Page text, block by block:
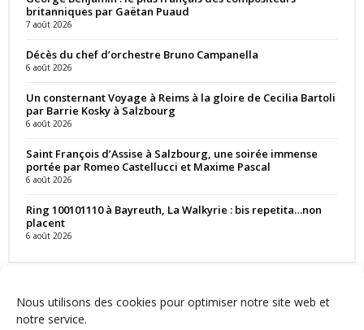
Nous utilisons des cookies pour optimiser notre site web et
notre service.
britanniques par Gaëtan Puaud
7 août 2026
Décès du chef d’orchestre Bruno Campanella
6 août 2026
Un consternant Voyage à Reims à la gloire de Cecilia Bartoli
par Barrie Kosky à Salzbourg
6 août 2026
Saint François d’Assise à Salzbourg, une soirée immense
portée par Romeo Castellucci et Maxime Pascal
6 août 2026
Ring 100101110 à Bayreuth, La Walkyrie : bis repetita…non
placent
6 août 2026